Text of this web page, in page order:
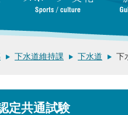
下水道維持課 下水道 下
定共通試験